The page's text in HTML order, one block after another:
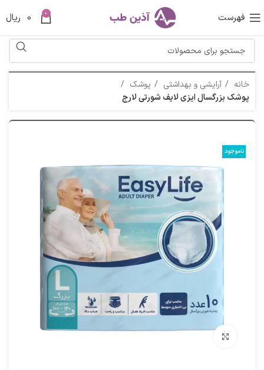
فهرست 0
0 ریال
خانه آرایشی و بهداشتی
پوشک
پوشک بزرگسال ایزی لایف شورتی لارج
ناموجود